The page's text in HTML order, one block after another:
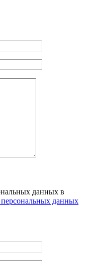
данных в
данных